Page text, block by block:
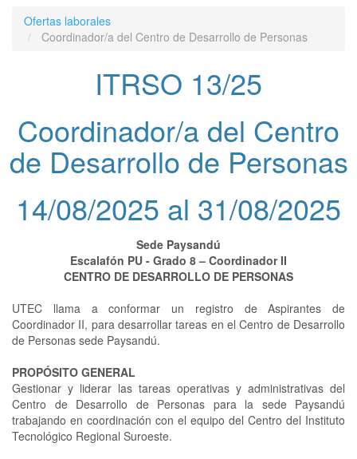
Ofertas laborales
Coordinador/a del Centro de Desarrollo de Personas
ITRSO 13/25
Coordinador/a del Centro
de Desarrollo de Personas
14/08/2025 al 31/08/2025
Sede Paysandú
Escalafón PU - Grado 8 – Coordinador II
CENTRO DE DESARROLLO DE PERSONAS
UTEC llama a conformar un registro de Aspirantes de
Coordinador II, para desarrollar tareas en el Centro de Desarrollo
de Personas sede Paysandú.
PROPÓSITO GENERAL
Gestionar y liderar las tareas operativas y administrativas del
Centro de Desarrollo de Personas para la sede Paysandú
trabajando en coordinación con el equipo del Centro del Instituto
Tecnológico Regional Suroeste.